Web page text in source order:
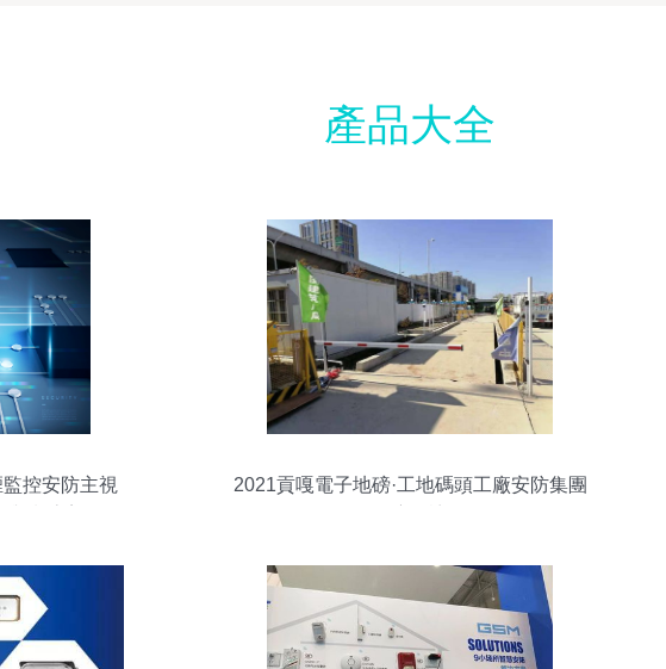
產品大全
控安防主視
2021貢嘎電子地磅·工地碼頭工廠安防集團